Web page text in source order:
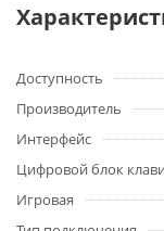
Доступность
Производитель
Интерфейс
Цифровой блок
Игровая